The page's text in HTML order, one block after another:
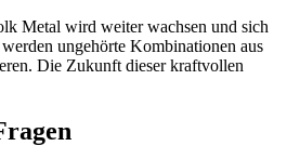
Metal wird weiter wachsen und sich
ungehörte Kombinationen aus
Die Zukunft dieser kraftvollen